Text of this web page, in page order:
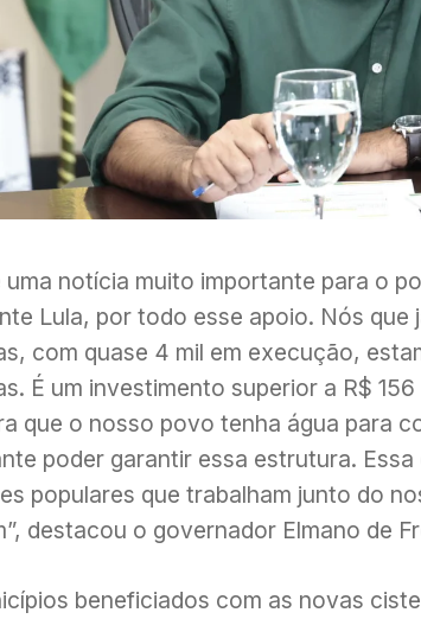
uma notícia muito importante para o
Lula, por todo esse apoio. Nós que
com quase 4 mil em execução,
É um investimento superior a R$
que o nosso povo tenha água para
poder garantir essa estrutura.
populares que trabalham junto do
destacou o governador Elmano de
beneficiados com as novas